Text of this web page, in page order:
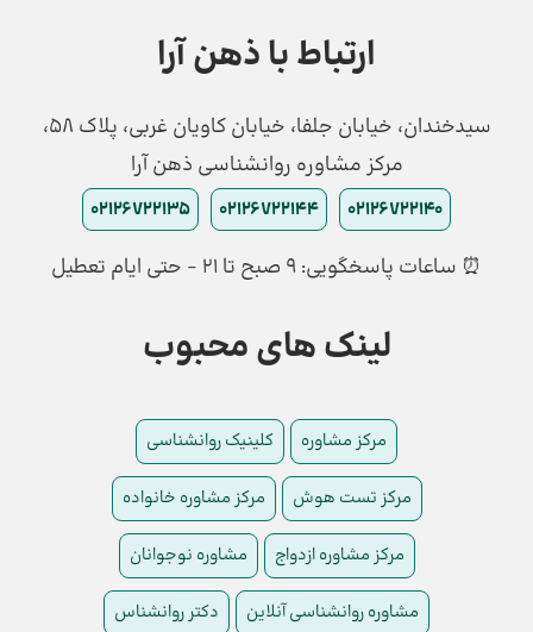
ارتباط با ذهن آرا
سیدخندان، خیابان جلفا، خیابان کاویان غربی، پلاک 58،
مرکز مشاوره روانشناسی ذهن آرا
02126722140
02126722144
02126722135
⏰ ساعات پاسخگویی: ۹ صبح تا ۲۱ - حتی ایام تعطیل
لینک های محبوب
مرکز مشاوره کلینیک روانشناسی
مرکز تست هوش مرکز مشاوره خانواده
مرکز مشاوره ازدواج مشاوره نوجوانان
مشاوره روانشناسی آنلاین دکتر روانشناس